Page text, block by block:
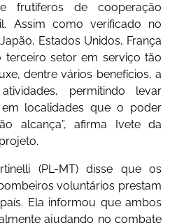
frutíferos de cooperação
Assim como verificado no
Estados Unidos, França
terceiro setor em serviço tão
dentre vários benefícios, a
permitindo levar
localidades que o poder
alcança”, afirma Ivete da
(PL-MT) disse que os
voluntários prestam
Ela informou que ambos
ajudando no combate